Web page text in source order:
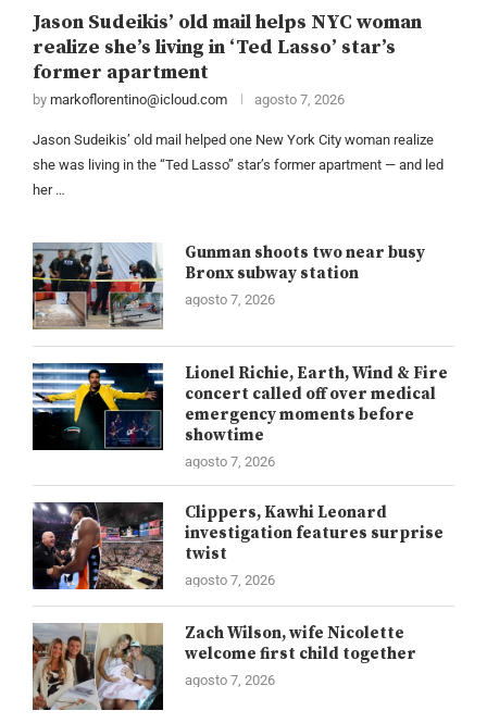
Jason Sudeikis’ old mail helps NYC woman
realize she’s living in ‘Ted Lasso’ star’s
former apartment
by markoflorentino@icloud.com agosto 7, 2026
Jason Sudeikis’ old mail helped one New York City woman realize
she was living in the “Ted Lasso” star’s former apartment — and led
her …
Gunman shoots two near busy
Bronx subway station
agosto 7, 2026
Lionel Richie, Earth, Wind & Fire
concert called off over medical
emergency moments before
showtime
agosto 7, 2026
Clippers, Kawhi Leonard
investigation features surprise
twist
agosto 7, 2026
Zach Wilson, wife Nicolette
welcome first child together
agosto 7, 2026